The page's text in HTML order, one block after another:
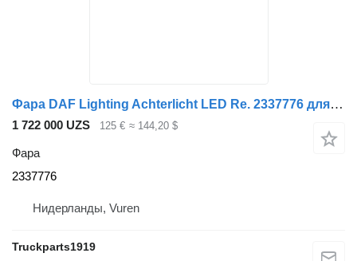
Фара DAF Lighting Achterlicht LED Re. 2337776 для грузовика
1 722 000 UZS 125 € ≈ 144,20 $
Фара
2337776
Нидерланды, Vuren
Truckparts1919